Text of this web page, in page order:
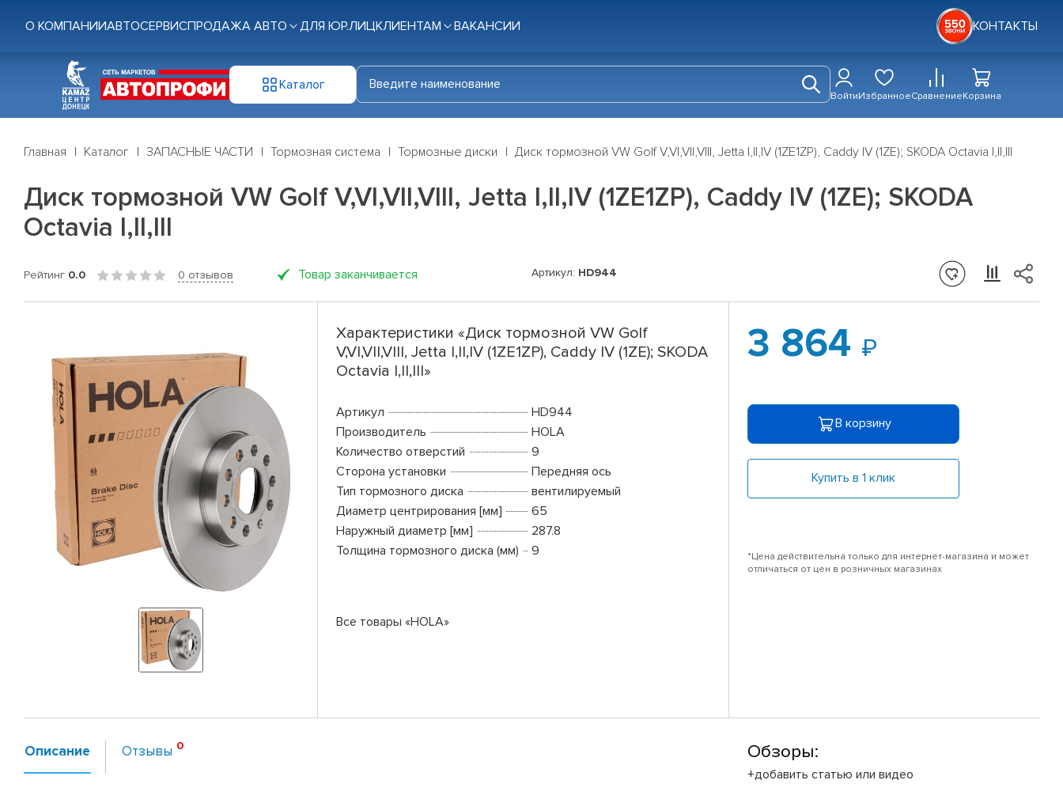
О КОМПАНИИАВТОСЕРВИСПРОДАЖА АВТО ДЛЯ ЮР.ЛИЦКЛИЕНТАМ ВАКАНСИИ КОНТАКТЫ
Каталог
ВойтиИзбранноеСравнениеКорзина
Главная Каталог ЗАПАСНЫЕ ЧАСТИ Тормозная система Тормозные диски Диск тормозной VW Golf V,VI,VII,VIII, Jetta I,II,IV (1ZE1ZP), Caddy IV (1ZE); SKODA Octavia I,II,III
Диск тормозной VW Golf V,VI,VII,VIII, Jetta I,II,IV (1ZE1ZP), Caddy IV (1ZE); SKODA
Octavia I,II,III
Рейтинг 0.0 0 отзывов Товар заканчивается Артикул: HD944
Характеристики «Диск тормозной VW Golf
V,VI,VII,VIII, Jetta I,II,IV (1ZE1ZP), Caddy IV (1ZE); SKODA
Octavia I,II,III»
Артикул
HD944
Производитель
HOLA
Количество отверстий
9
Сторона установки
Передняя ось
Тип тормозного диска
вентилируемый
Диаметр центрирования [мм]
65
Наружный диаметр [мм]
287.8
Толщина тормозного диска (мм)
9
Все товары «HOLA»
3 864
В корзину
Купить в 1 клик
*Цена действительна только для интернет-магазина и может
отличаться от цен в розничных магазинах
Описание Отзывы Обзоры:
+добавить статью или видео